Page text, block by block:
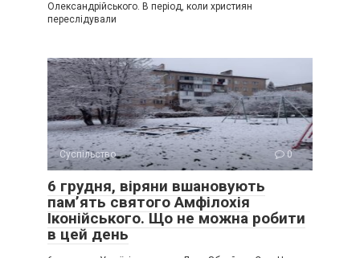
Олександрійського. В період, коли християн
переслідували
Суспільство 0
6 грудня, віряни вшановують
пам’ять святого Амфілохія
Іконійського. Що не можна робити
в цей день